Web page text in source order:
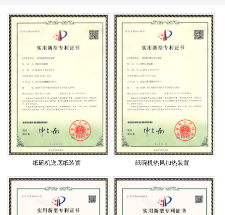
纸碗机送底纸装置 纸碗机热风加热装置